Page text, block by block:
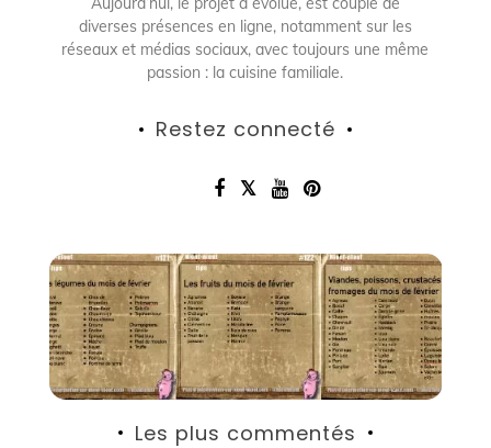
diverses présences en ligne, notamment sur les
réseaux et médias sociaux, avec toujours une même
passion : la cuisine familiale.
Restez connecté
Les plus commentés